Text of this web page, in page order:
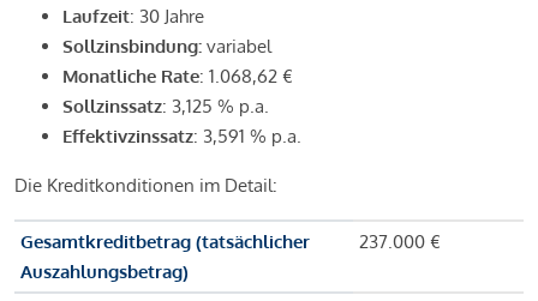
Laufzeit: 30 Jahre
Sollzinsbindung: variabel
Monatliche Rate: 1.068,62 €
Sollzinssatz: 3,125 % p.a.
Effektivzinssatz: 3,591 % p.a.
Die Kreditkonditionen im Detail:
Gesamtkreditbetrag (tatsächlicher
Auszahlungsbetrag)
237.000 €